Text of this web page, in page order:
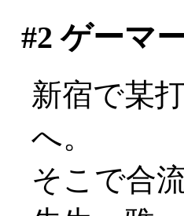
#2 ゲーマ
新宿で某
へ。
そこで合